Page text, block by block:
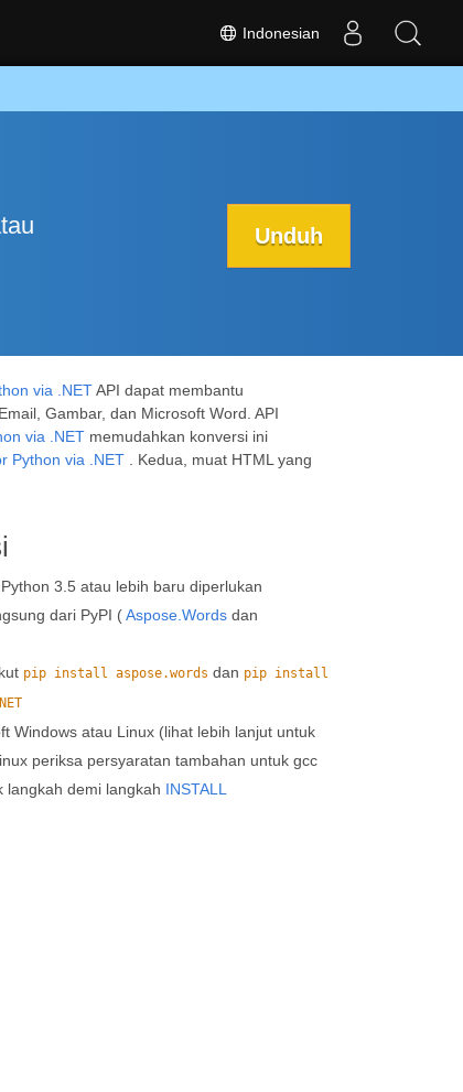
Indonesian
Unduh
via .NETAPI dapat membantu
Gambar, dan Microsoft Word. API
via .NET memudahkan konversi ini
Python via .NET . Kedua, muat HTML yang
3.5 atau lebih baru diperlukan
dari PyPI (Aspose.Words dan
pip install aspose.words dan pip install
Windows atau Linux (lihat lebih lanjut untuk
periksa persyaratan tambahan untuk gcc
langkah demi langkah INSTALL